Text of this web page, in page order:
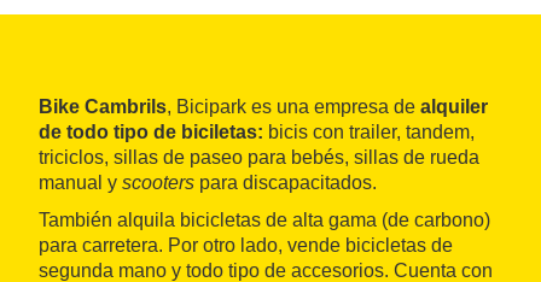
Bike Cambrils, Bicipark es una empresa de alquiler
de todo tipo de biciletas: bicis con trailer, tandem,
triciclos, sillas de paseo para bebés, sillas de rueda
manual y scooters para discapacitados.
También alquila bicicletas de alta gama (de carbono)
para carretera. Por otro lado, vende bicicletas de
segunda mano y todo tipo de accesorios. Cuenta con